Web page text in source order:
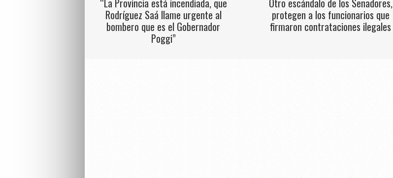
“La Provincia está incendiada, que
Rodríguez Saá llame urgente al
bombero que es el Gobernador
Poggi”
Otro escándalo de los Senadores,
protegen a los funcionarios que
firmaron contrataciones ilegales